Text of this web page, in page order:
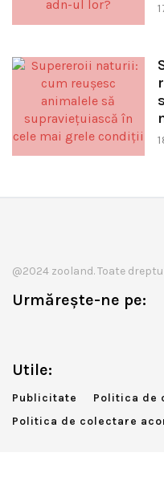
@2024 zooland. Toate
Urmărește-ne pe:
Utile:
Publicitate
Politica de
Politica de colectare